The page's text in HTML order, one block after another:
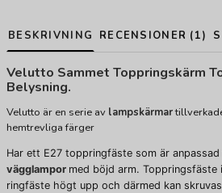
BESKRIVNING RECENSIONER (1)
Velutto Sammet Toppringskärm
Belysning.
Velutto är en serie av lampskärmar
hemtrevliga färger
Har ett E27 toppringfäste som är
vägglampor med böjd arm. Toppringsfäste
ringfäste högt upp och därmed kan